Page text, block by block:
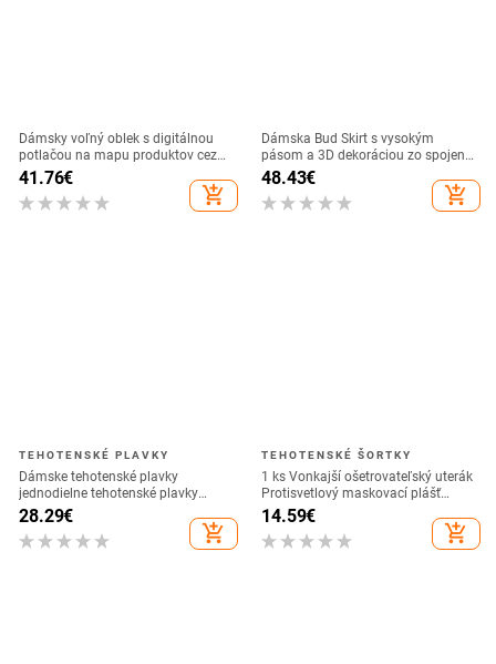
Dámsky voľný oblek s digitálnou
potlačou na mapu produktov cez
hranice 2021
41.76€
add_shopping_cart
Dámska Bud Skirt s vysokým
pásom a 3D dekoráciou zo spojenia
| Dlhá sukňa, bavlna-poliester zmes
48.43€
add_shopping_cart
TEHOTENSKÉ PLAVKY
Dámske tehotenské plavky
jednodielne tehotenské plavky
ohlávka plavky dámske tehotenské
plavky Купальник Для
Беременных
28.29€
add_shopping_cart
TEHOTENSKÉ ŠORTKY
1 ks Vonkajší ošetrovateľský uterák
Protisvetlový maskovací plášť
Multifunkčný kryt Cape Priedušný a
tenký v lete
14.59€
add_shopping_cart